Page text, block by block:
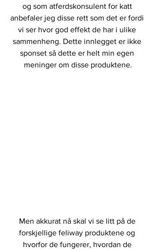
og som atferdskonsulent for katt
anbefaler jeg disse rett som det er fordi
vi ser hvor god effekt de har i ulike
sammenheng. Dette innlegget er ikke
sponset så dette er helt min egen
meninger om disse produktene.
Men akkurat nå skal vi se litt på de
forskjellige feliway produktene og
hvorfor de fungerer, hvordan de